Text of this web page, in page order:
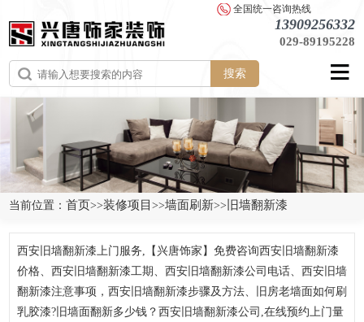
全国统一咨询热线
13909256332
029-89195228
搜索
当前位置：首页>>装修项目>>墙面刷新>> 旧墙翻新漆
西安旧墙翻新漆上门服务,【兴唐饰家】免费咨询西安旧墙翻新漆
价格、西安旧墙翻新漆工期、西安旧墙翻新漆公司电话、西安旧墙
翻新漆注意事项，西安旧墙翻新漆步骤及方法、旧房老墙面如何刷
乳胶漆?旧墙面翻新多少钱？西安旧墙翻新漆公司,在线预约上门量